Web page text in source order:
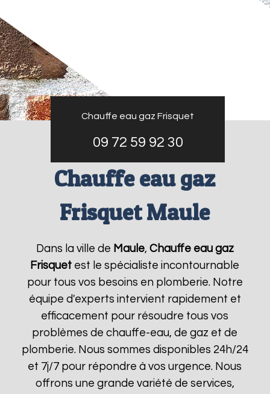
Chauffe eau gaz Frisquet
09 72 59 92 30
Chauffe eau gaz
Frisquet Maule
Dans la ville de Maule, Chauffe eau gaz
Frisquet est le spécialiste incontournable
pour tous vos besoins en plomberie. Notre
équipe d'experts intervient rapidement et
efficacement pour résoudre tous vos
problèmes de chauffe-eau, de gaz et de
plomberie. Nous sommes disponibles 24h/24
et 7j/7 pour répondre à vos urgence. Nous
offrons une grande variété de services,